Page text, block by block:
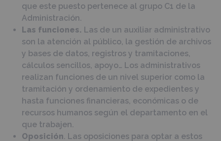
que este puesto pertenece al grupo C1 de la
Administración.
Las funciones. Las de un auxiliar administrativo
son la atención al público, la gestión de archivos
y bases de datos, registros y tramitaciones,
cálculos sencillos, apoyo… Los administrativos
realizan funciones de un nivel superior como la
tramitación y ordenamiento de expedientes y
hasta funciones financieras, económicas o de
recursos humanos según el departamento en el
que trabajen.
Oposición. Las oposiciones para optar a estos